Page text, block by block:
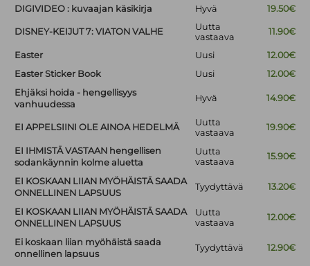
DIGIVIDEO : kuvaajan käsikirja Hyvä 19.50€
DISNEY-KEIJUT 7: VIATON VALHE
Uutta
vastaava
11.90€
Easter Uusi
12.00€
Easter Sticker Book
Uusi
12.00€
Ehjäksi hoida - hengellisyys
vanhuudessa
Hyvä 14.90€
EI APPELSIINI OLE AINOA HEDELMÄ
Uutta
vastaava
19.90€
EI IHMISTÄ VASTAAN hengellisen
sodankäynnin kolme aluetta
Uutta
vastaava
15.90€
EI KOSKAAN LIIAN MYÖHÄISTÄ SAADA
ONNELLINEN LAPSUUS
Tyydyttävä 13.20€
EI KOSKAAN LIIAN MYÖHÄISTÄ SAADA
ONNELLINEN LAPSUUS
Uutta
vastaava
12.00€
Ei koskaan liian myöhäistä saada
onnellinen lapsuus
Tyydyttävä 12.90€